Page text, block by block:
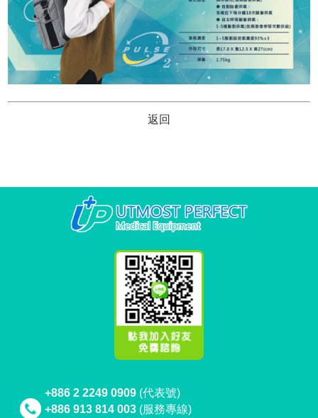
返回
+886 2 2249 0909 (代表號)
+886 913 814 003 (服務專線)